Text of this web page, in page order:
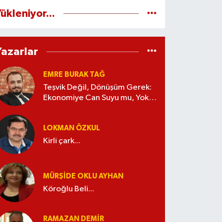
EMRE BURAK TAĞ
Teşvik Değil, Dönüşüm Gerek:
Ekonomiye Can Suyu mu, Yoksa
LOKMAN ÖZKUL
Kirli çark...
MÜRŞIDE OKLU AYHAN
Köroğlu Beli...
RAMAZAN DEMİR